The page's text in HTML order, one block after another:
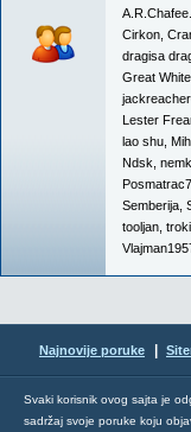
Cirkon
dragisa
Great White
Lester
lao shu
Ndsk
Semberija
tooljan
Najnovije poruke
Svaki korisnik ovog sajta je
sadržaj svoje poruke koju